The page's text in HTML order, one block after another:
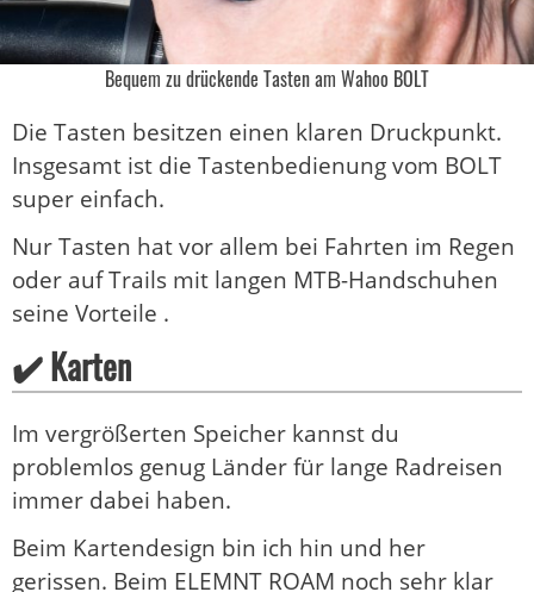
Bequem zu drückende Tasten am Wahoo BOLT
Die Tasten besitzen einen klaren Druckpunkt.
Insgesamt ist die Tastenbedienung vom BOLT
super einfach.
Nur Tasten hat vor allem bei Fahrten im Regen
oder auf Trails mit langen MTB-Handschuhen
seine Vorteile .
✔️ Karten
Im vergrößerten Speicher kannst du
problemlos genug Länder für lange Radreisen
immer dabei haben.
Beim Kartendesign bin ich hin und her
gerissen. Beim ELEMNT ROAM noch sehr klar